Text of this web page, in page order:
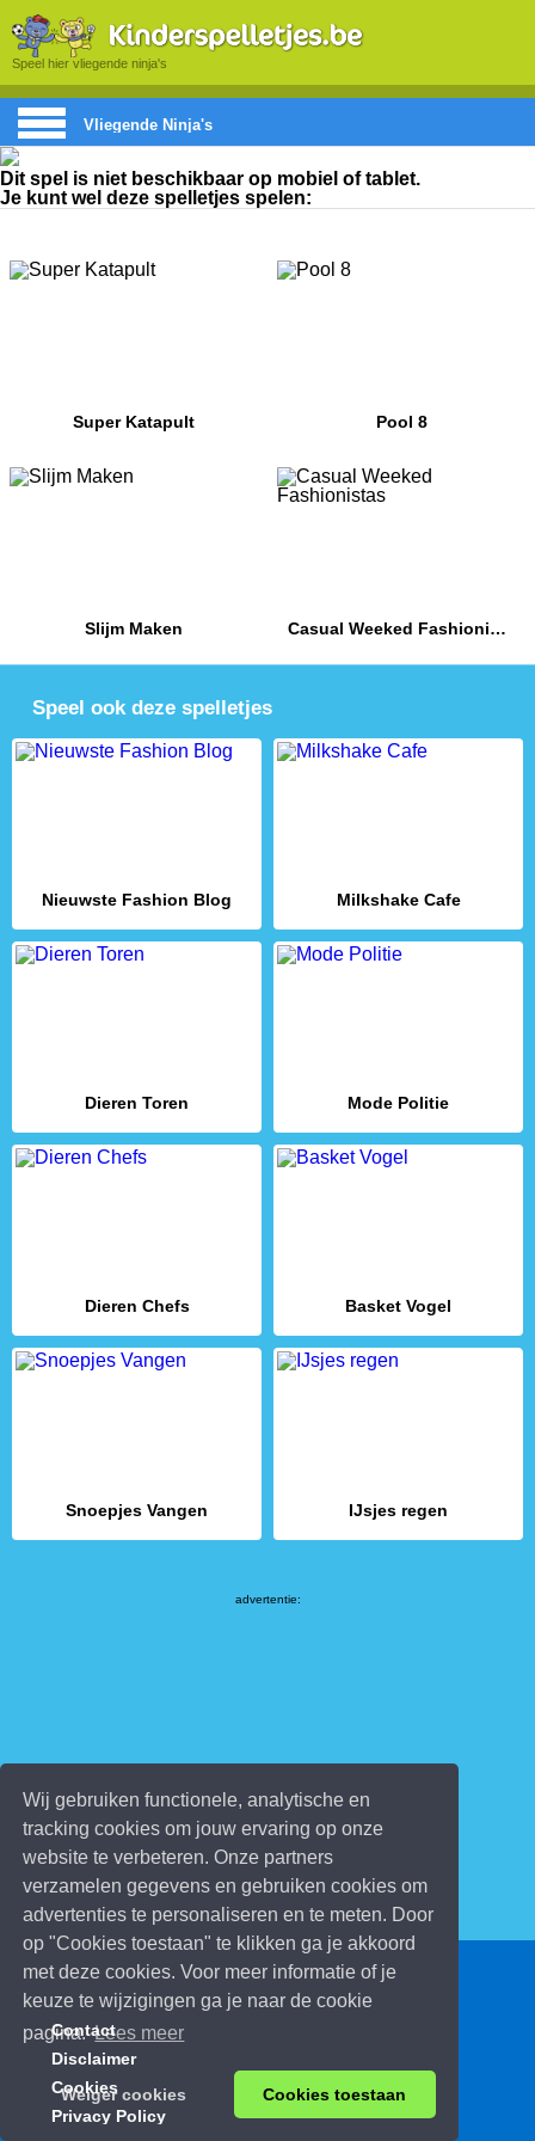
Wij gebruiken functionele, analytische en
tracking cookies om jouw ervaring op onze
website te verbeteren. Onze partners
verzamelen gegevens en gebruiken cookies om
advertenties te personaliseren en te meten. Door
op "Cookies toestaan" te klikken ga je akkoord
met deze cookies. Voor meer informatie of je
keuze te wijzigingen ga je naar de cookie
pagina.Lees meer
Weiger cookies Cookies toestaan
Speel hier vliegende ninja's
Vliegende Ninja's
Dit spel is niet beschikbaar op mobiel of tablet.
Je kunt wel deze spelletjes spelen:
Super Katapult Pool 8
Slijm Maken Casual Weeked Fashionistas
Speel ook deze spelletjes
Nieuwste Fashion Blog Milkshake Cafe
Dieren Toren Mode Politie
Dieren Chefs Basket Vogel
Snoepjes Vangen IJsjes regen
advertentie:
© 2026 Kinderspelletjes.be
Contact
Disclaimer
Cookies
Privacy Policy